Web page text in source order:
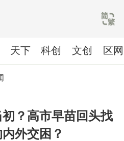
天下 科创 文创 区网
？高市早苗回头找
外交困？